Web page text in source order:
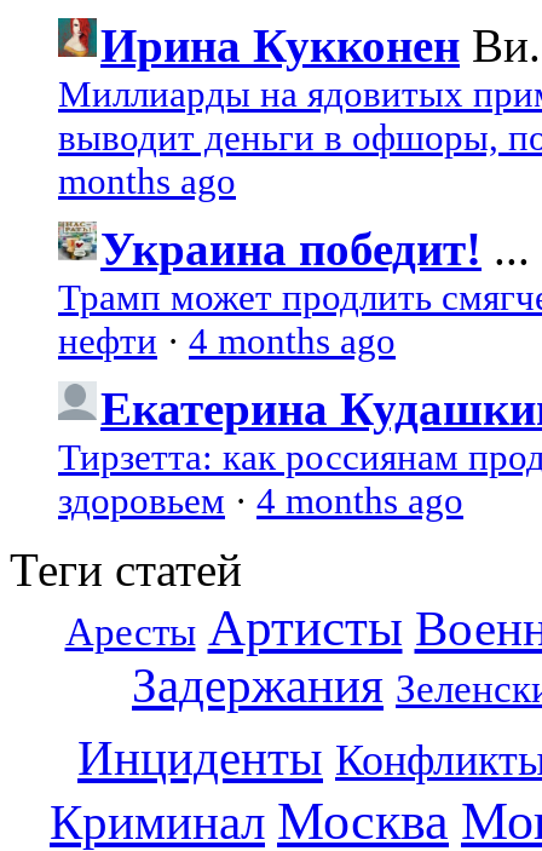
Ирина Кукконен
Миллиарды на ядовитых
выводит деньги в офшоры,
months ago
Украина победит! ...
Трамп может продлить
нефти · 4 months ago
Екатерина
Тирзетта: как россиянам
здоровьем · 4 months ago
Теги статей
Аресты Артисты
Задержания
Инциденты
Криминал Москва